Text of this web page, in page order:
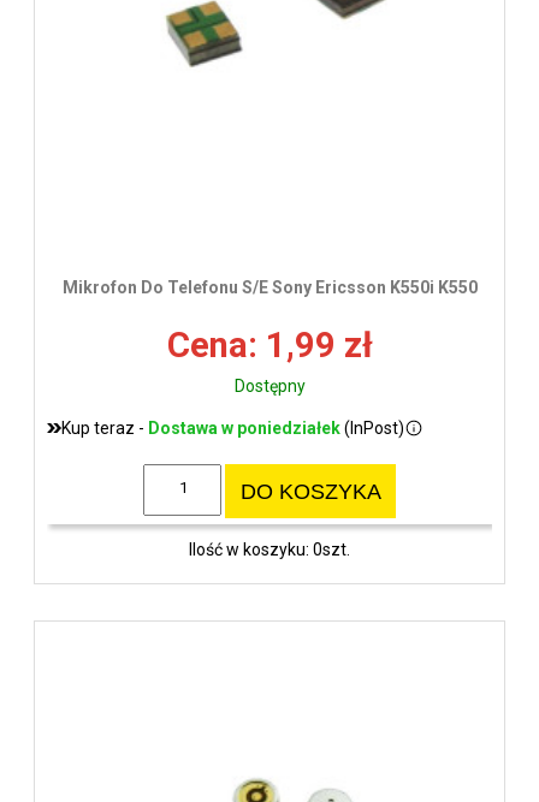
Mikrofon Do Telefonu S/E Sony Ericsson K550i K550
Cena: 1,99 zł
Dostępny
Kup teraz - Dostawa w poniedziałek(InPost)
DO KOSZYKA
Ilość w koszyku: 0szt.